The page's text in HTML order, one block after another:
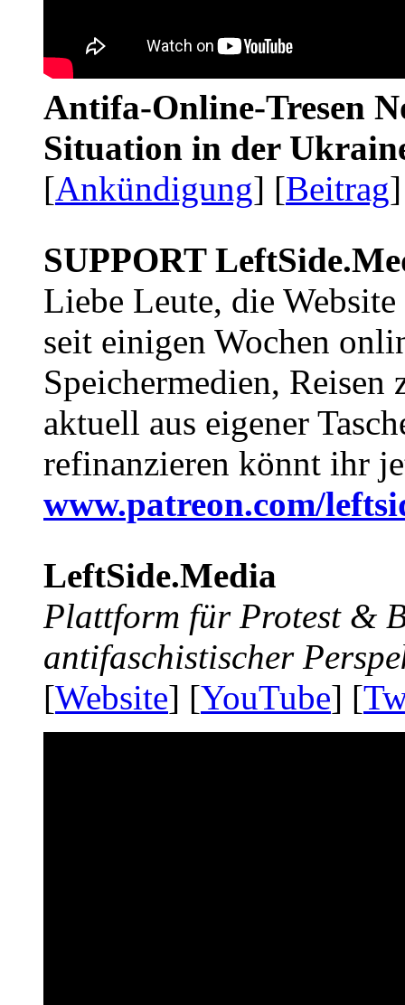
Antifa-Online-Tresen
Situation in der
[Ankündigung] [Beitrag
SUPPORT
Liebe Leute, die Website
seit einigen Wochen
Speichermedien, Reisen
aktuell aus eigener
refinanzieren könnt ihr
www.patreon.com/
LeftSide.Media
Plattform für Protest &
antifaschistischer
[Website] [YouTube] [